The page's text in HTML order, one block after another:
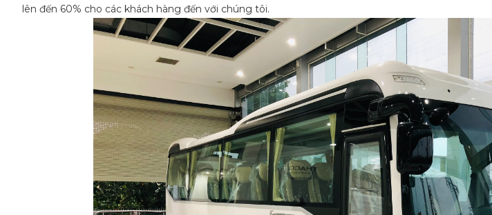
lên đến 60% cho các khách hàng đến với chúng tôi.